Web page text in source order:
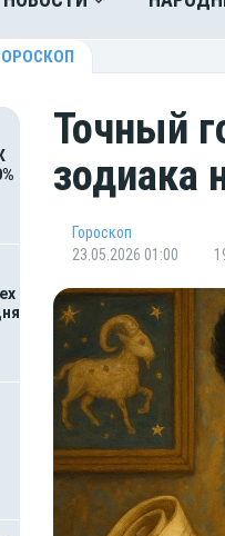
Точный
зодиака
Гороскоп
23.05.2026 01:00